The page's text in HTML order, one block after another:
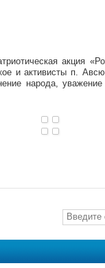
акция
и активисты п.
народа,